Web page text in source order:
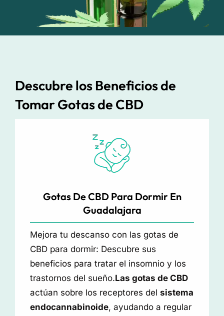
Descubre los Beneficios de
Tomar Gotas de CBD
Gotas De CBD Para Dormir En
Guadalajara
Mejora tu descanso con las gotas de
CBD para dormir: Descubre sus
beneficios para tratar el insomnio y los
trastornos del sueño.Las gotas de CBD
actúan sobre los receptores del sistema
endocannabinoide, ayudando a regular